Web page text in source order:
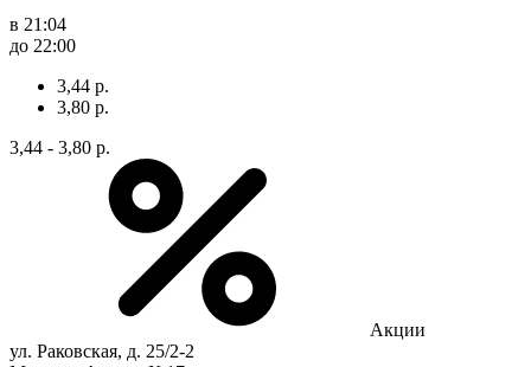
в 21:04
до 22:00
3,44 р.
3,80 р.
3,44 - 3,80 р.
Акции
ул. Раковская, д. 25/2-2